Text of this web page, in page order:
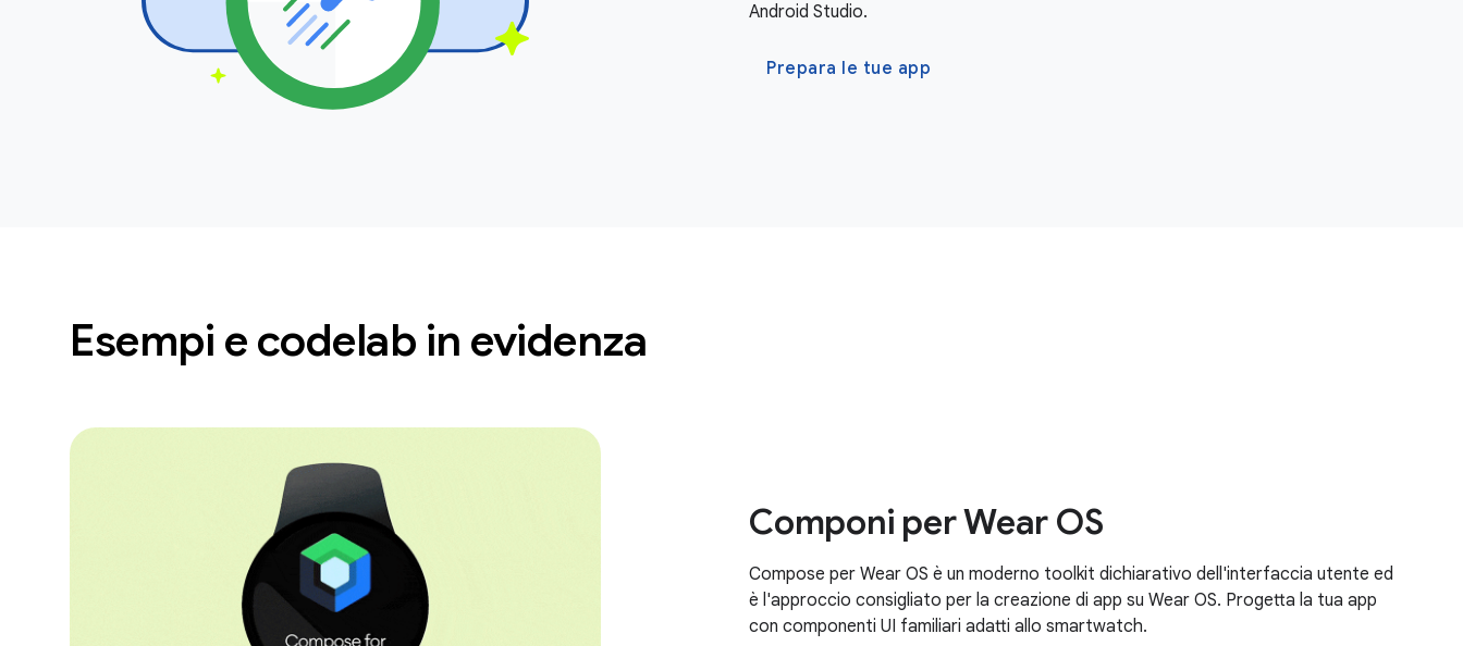
Android Studio.
Prepara le tue app
Esempi e codelab in evidenza
Componi per Wear OS
Compose per Wear OS è un moderno toolkit dichiarativo dell'interfaccia utente ed
è l'approccio consigliato per la creazione di app su Wear OS. Progetta la tua app
con componenti UI familiari adatti allo smartwatch.